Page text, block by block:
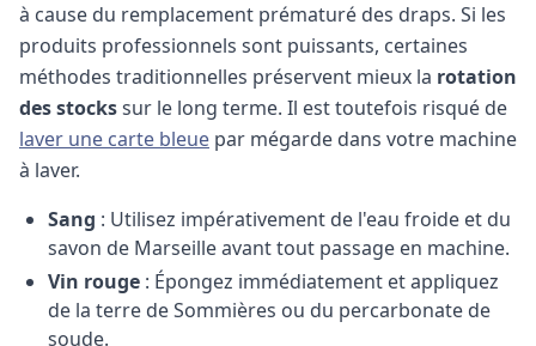
à cause du remplacement prématuré des draps. Si les
produits professionnels sont puissants, certaines
méthodes traditionnelles préservent mieux la rotation
des stockssur le long terme. Il est toutefois risqué de
laver une carte bleue par mégarde dans votre machine
à laver.
Sang : Utilisez impérativement de l'eau froide et du
savon de Marseille avant tout passage en machine.
Vin rouge : Épongez immédiatement et appliquez
de la terre de Sommières ou du percarbonate de
soude.